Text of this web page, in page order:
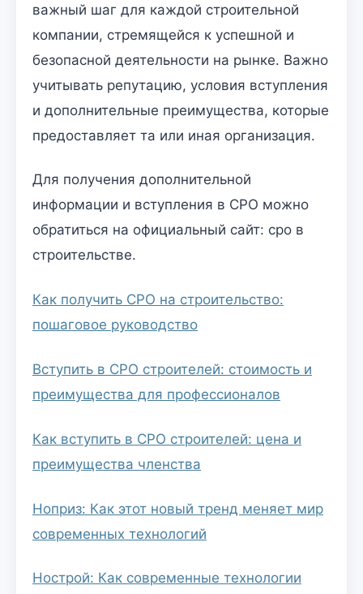
важный шаг для каждой строительной
компании, стремящейся к успешной и
безопасной деятельности на рынке. Важно
учитывать репутацию, условия вступления
и дополнительные преимущества, которые
предоставляет та или иная организация.
Для получения дополнительной
информации и вступления в СРО можно
обратиться на официальный сайт: сро в
строительстве.
Как получить СРО на строительство:
пошаговое руководство
Вступить в СРО строителей: стоимость и
преимущества для профессионалов
Как вступить в СРО строителей: цена и
преимущества членства
Ноприз: Как этот новый тренд меняет мир
современных технологий
Нострой: Как современные технологии